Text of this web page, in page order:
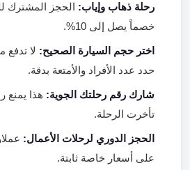
رحلة ذهاب وإياب:الحجز المشترك
خصماً يصل إلى 10%.
اختر حجم السيارة الصحيح:لا تدفع
حدد عدد الأفراد والأمتعة بدقة.
شارك رقم رحلتك الجوية:هذا يمنع
تأخرت الرحلة.
الحجز الدوري لرحلات الأعمال:
على أسعار خاصة ثابتة.